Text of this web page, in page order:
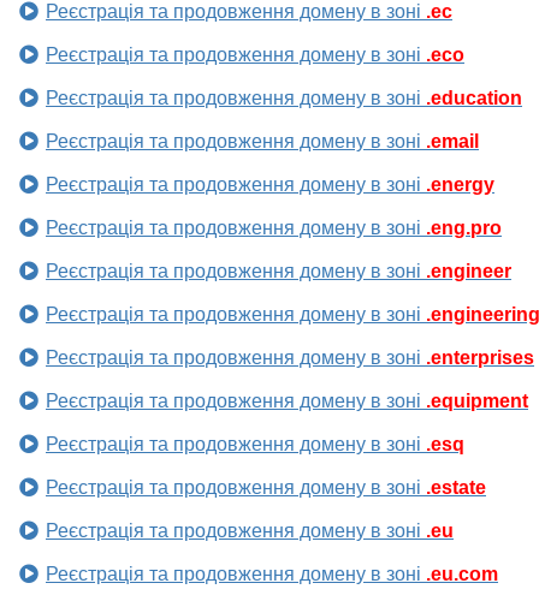
Реєстрація та продовження домену в зоні .ec
Реєстрація та продовження домену в зоні .eco
Реєстрація та продовження домену в зоні .education
Реєстрація та продовження домену в зоні .email
Реєстрація та продовження домену в зоні .energy
Реєстрація та продовження домену в зоні .eng.pro
Реєстрація та продовження домену в зоні .engineer
Реєстрація та продовження домену в зоні .engineering
Реєстрація та продовження домену в зоні .enterprises
Реєстрація та продовження домену в зоні .equipment
Реєстрація та продовження домену в зоні .esq
Реєстрація та продовження домену в зоні .estate
Реєстрація та продовження домену в зоні .eu
Реєстрація та продовження домену в зоні .eu.com